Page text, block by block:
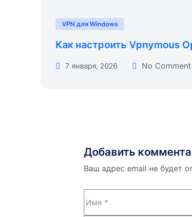
VPN для Windows
Как настроить Vpnymous
7 января, 2026 No Comment
Добавить
Ваш адрес email не будет